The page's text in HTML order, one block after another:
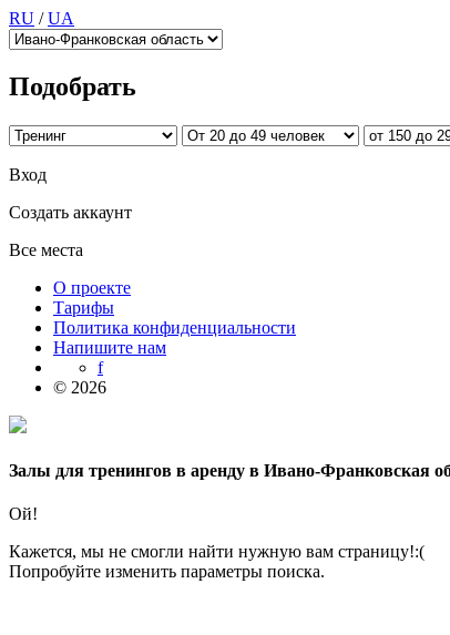
RU /UA
Подобрать
Вход
Создать аккаунт
Все места
О проекте
Тарифы
Политика конфиденциальности
Напишите нам
f
© 2026
Залы для тренингов в аренду в Ивано-Франковская
Ой!
Кажется, мы не смогли найти нужную вам страницу!:(
Попробуйте изменить параметры поиска.